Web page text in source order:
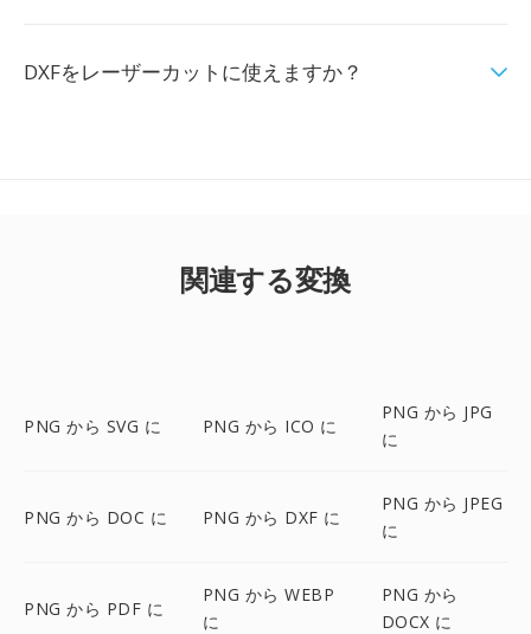
DXFをレーザーカットに使えますか？
関連する変換
PNG から SVG に PNG から ICO に
PNG から JPG
に
PNG から DOC に PNG から DXF に
PNG から JPEG
に
PNG から PDF に
PNG から WEBP
に
PNG から
DOCX に